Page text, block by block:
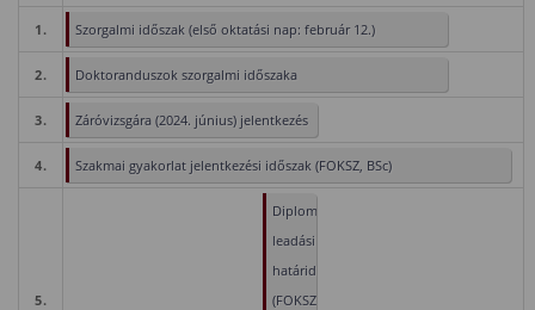
1. Szorgalmi időszak (első oktatási nap: február 12.)
2. Doktoranduszok szorgalmi időszaka
3. Záróvizsgára (2024. június) jelentkezés
4. Szakmai gyakorlat jelentkezési időszak (FOKSZ, BSc)
5.
Diploma/szakdolgozat/záródolgozat
leadási
határidő
(FOKSZ,